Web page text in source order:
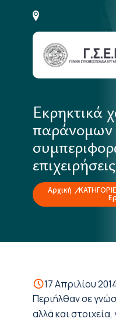
Εκρηκτικά
παράνομων
Αρχική
17 Απριλίου
Περιήλθαν σε
αλλά και